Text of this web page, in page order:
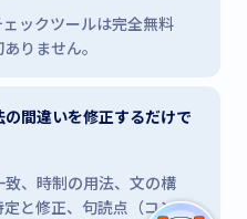
ックツールは完全無料
りません。
間違いを修正するだけで
、時制の用法、文の構
と修正、句読点（コン